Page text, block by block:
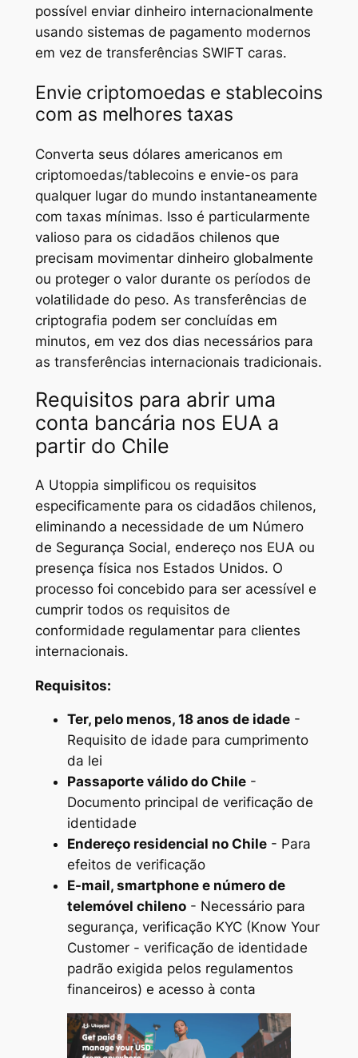
possível enviar dinheiro internacionalmente
usando sistemas de pagamento modernos
em vez de transferências SWIFT caras.
Envie criptomoedas e stablecoins
com as melhores taxas
Converta seus dólares americanos em
criptomoedas/tablecoins e envie-os para
qualquer lugar do mundo instantaneamente
com taxas mínimas. Isso é particularmente
valioso para os cidadãos chilenos que
precisam movimentar dinheiro globalmente
ou proteger o valor durante os períodos de
volatilidade do peso. As transferências de
criptografia podem ser concluídas em
minutos, em vez dos dias necessários para
as transferências internacionais tradicionais.
Requisitos para abrir uma
conta bancária nos EUA a
partir do Chile
A Utoppia simplificou os requisitos
especificamente para os cidadãos chilenos,
eliminando a necessidade de um Número
de Segurança Social, endereço nos EUA ou
presença física nos Estados Unidos. O
processo foi concebido para ser acessível e
cumprir todos os requisitos de
conformidade regulamentar para clientes
internacionais.
Requisitos:
Ter, pelo menos, 18 anos de idade-
Requisito de idade para cumprimento
da lei
Passaporte válido do Chile-
Documento principal de verificação de
identidade
Endereço residencial no Chile- Para
efeitos de verificação
E-mail, smartphone e número de
telemóvel chileno- Necessário para
segurança, verificação KYC (Know Your
Customer - verificação de identidade
padrão exigida pelos regulamentos
financeiros) e acesso à conta